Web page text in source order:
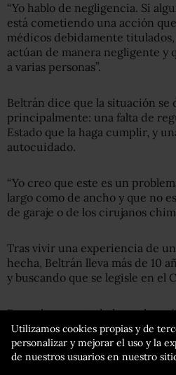
“Yo hablo de negligencia. Si
está cometiendo una acción
médicos debidamente
actúan de manera negligente y
a varias personas”.
Beltrán dice que la situación se
principalmente: una falta de
Estado que la haga cumplir, y
autocuidado.
“Yo creo que este es un
largo como de ancho y que no
de garaje o de los cirujanos
Tras vivir una experiencia de
hecha, Beltrán lleva más de 10
y buscando que se legisle en el
Pero el proyecto de ley se ha
con una sensación de
proyecto le esperen muchos
si yo voy a seguir en esta pelea
Utilizamos cookies propias y de
personalizar y mejorar el uso y la
de nuestros usuarios en nuestro